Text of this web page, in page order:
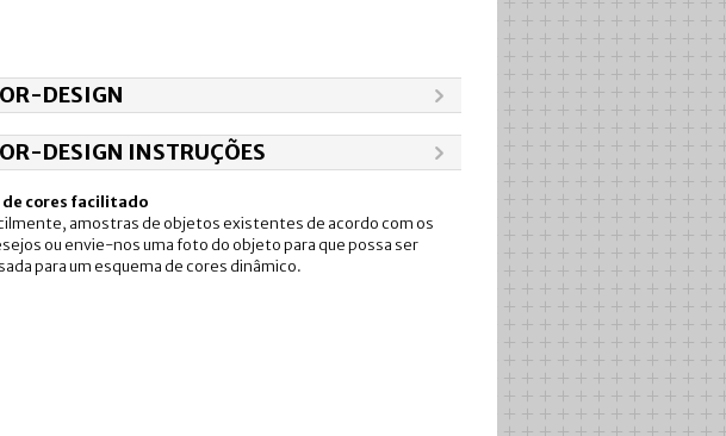
DESIGN
DESIGN INSTRUÇÕES
de cores facilitado
amostras de objetos existentes de acordo com os
ou envie-nos uma foto do objeto para que possa ser
para um esquema de cores dinâmico.